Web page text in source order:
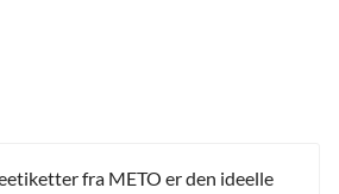
fra METO er den ideelle